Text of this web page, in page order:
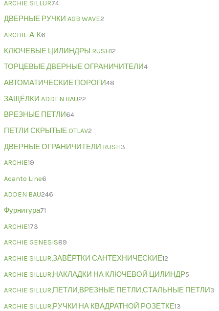
ARCHIE SILLUR74
ДВЕРНЫЕ РУЧКИ AGB WAVE2
ARCHIE А-К6
КЛЮЧЕВЫЕ ЦИЛИНДРЫ RUSH12
ТОРЦЕВЫЕ ДВЕРНЫЕ ОГРАНИЧИТЕЛИ4
АВТОМАТИЧЕСКИЕ ПОРОГИ48
ЗАЩЁЛКИ ADDEN BAU22
ВРЕЗНЫЕ ПЕТЛИ64
ПЕТЛИ СКРЫТЫЕ OTLAV2
ДВЕРНЫЕ ОГРАНИЧИТЕЛИ RUSH3
ARCHIE19
Acanto Line6
ADDEN BAU246
Фурнитура71
ARCHIE173
ARCHIE GENESIS89
ARCHIE SILLUR,ЗАВЁРТКИ САНТЕХНИЧЕСКИЕ12
ARCHIE SILLUR,НАКЛАДКИ НА КЛЮЧЕВОЙ ЦИЛИНДР5
ARCHIE SILLUR,ПЕТЛИ,ВРЕЗНЫЕ ПЕТЛИ,СТАЛЬНЫЕ ПЕТЛИ3
ARCHIE SILLUR,РУЧКИ НА КВАДРАТНОЙ РОЗЕТКЕ13